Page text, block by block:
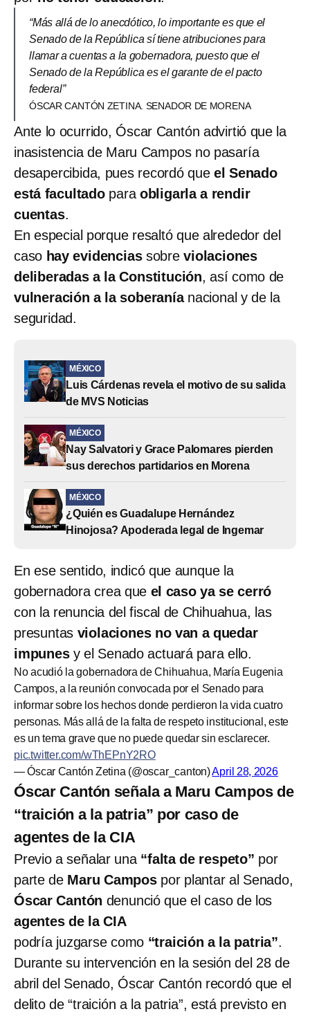
“Más allá de lo anecdótico, lo importante es que el
Senado de la República sí tiene atribuciones para
llamar a cuentas a la gobernadora, puesto que el
Senado de la República es el garante de el pacto
federal”
ÓSCAR CANTÓN ZETINA. SENADOR DE MORENA
Ante lo ocurrido, Óscar Cantón advirtió que la
inasistencia de Maru Campos no pasaría
desapercibida, pues recordó que el Senado
está facultadopara obligarla a rendir
cuentas.
En especial porque resaltó que alrededor del
caso hay evidenciassobreviolaciones
deliberadas a la Constitución, así como de
vulneración a la soberaníanacional y de la
seguridad.
MÉXICO
Luis Cárdenas revela el motivo de su salida
de MVS Noticias
MÉXICO
Nay Salvatori y Grace Palomares pierden
sus derechos partidarios en Morena
MÉXICO
¿Quién es Guadalupe Hernández
Hinojosa? Apoderada legal de Ingemar
En ese sentido, indicó que aunque la
gobernadora crea que el caso ya se cerró
con la renuncia del fiscal de Chihuahua, las
presuntas violaciones no van a quedar
impunesy el Senado actuará para ello.
No acudió la gobernadora de Chihuahua, María Eugenia
Campos, a la reunión convocada por el Senado para
informar sobre los hechos donde perdieron la vida cuatro
personas. Más allá de la falta de respeto institucional, este
es un tema grave que no puede quedar sin esclarecer.
pic.twitter.com/wThEPnY2RO
— Óscar Cantón Zetina (@oscar_canton)April 28, 2026
Óscar Cantón señala a Maru Campos de
“traición a la patria” por caso de
agentes de la CIA
Previo a señalar una “falta de respeto” por
parte de Maru Campospor plantar al Senado,
Óscar Cantón denunció que el caso de los
agentes de la CIA
podría juzgarse como “traición a la patria”.
Durante su intervención en la sesión del 28 de
abril del Senado, Óscar Cantón recordó que el
delito de “traición a la patria”, está previsto en